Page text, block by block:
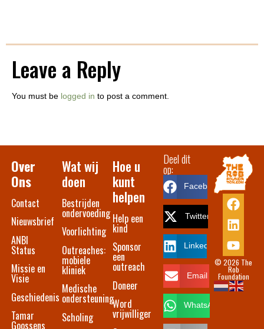
Leave a Reply
You must be logged in to post a comment.
© 2026 The
Rob
Foundation
Over
Ons
Contact​
Nieuwsbrief
ANBI
Status
Missie en
Visie
Geschiedenis
Tamar
Goossens
Wat wij
doen
Bestrijden
ondervoeding
Voorlichting
Outreaches:
mobiele
kliniek
Medische
ondersteuning
Scholing
Hoe u
kunt
helpen
Help een
kind
Sponsor
een
outreach
Doneer
Word
vrijwilliger
Deel dit
op:
Facebook
Twitter
LinkedIn
Email
WhatsApp